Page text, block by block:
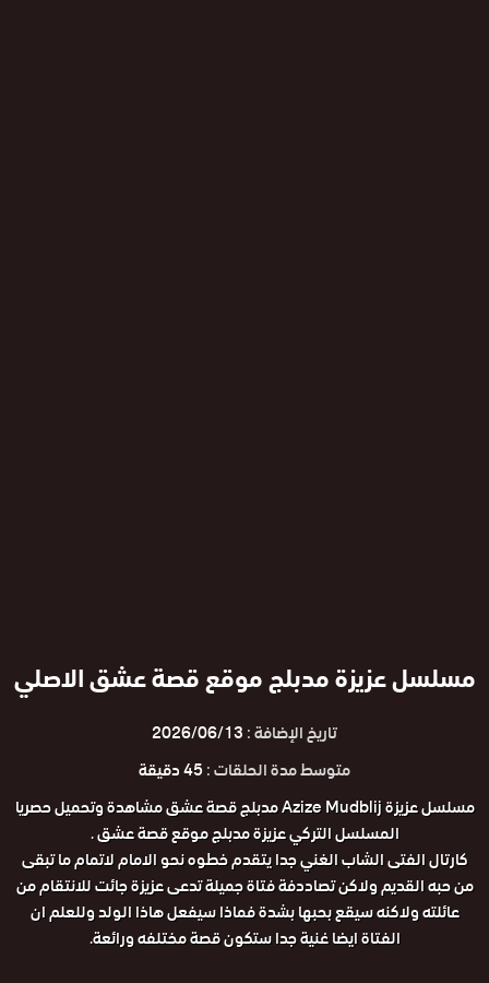
مسلسل عزيزة مدبلج موقع قصة عشق الاصلي
تاريخ الإضافة :2026/06/13
متوسط مدة الحلقات :45 دقيقة
مسلسل عزيزة Azize Mudblij مدبلج قصة عشق مشاهدة وتحميل حصريا
المسلسل التركي عزيزة مدبلج موقع قصة عشق .
كارتال الفتى الشاب الغني جدا يتقدم خطوه نحو الامام لاتمام ما تبقى
من حبه القديم ولاكن تصاددفة فتاة جميلة تدعى عزيزة جائت للانتقام من
عائلته ولاكنه سيقع بحبها بشدة فماذا سيفعل هاذا الولد وللعلم ان
الفتاة ايضا غنية جدا ستكون قصة مختلفه ورائعة.